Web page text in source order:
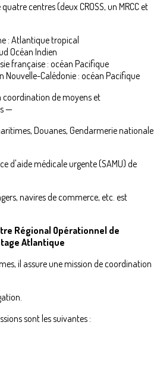
centres (deux CROSS, un MRCC et
: Atlantique tropical
Océan Indien
française : océan Pacifique
Nouvelle-Calédonie : océan Pacifique
coordination de moyens et
—
Douanes, Gendarmerie nationale
d'aide médicale urgente (SAMU) de
navires de commerce, etc. est
Régional Opérationnel de
Atlantique
il assure une mission de coordination
sont les suivantes :